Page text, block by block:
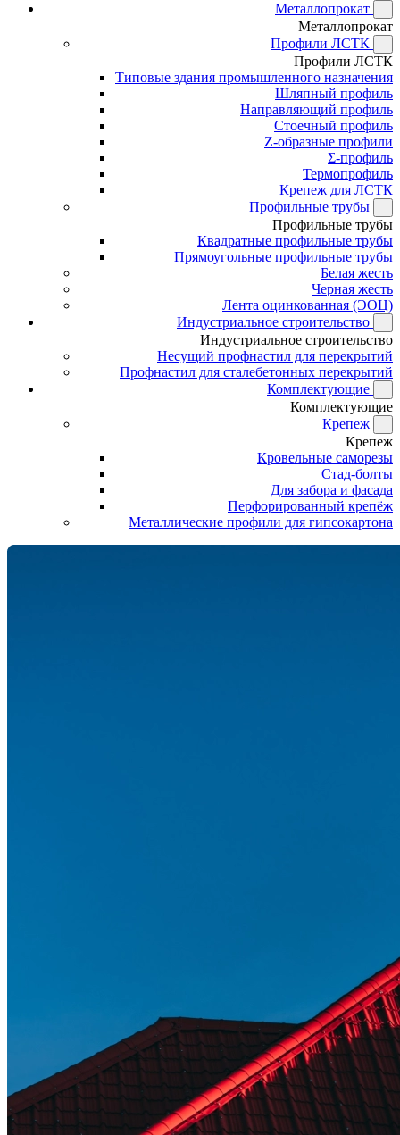
Металлопрокат
Металлопрокат
Профили ЛСТК
Профили ЛСТК
Типовые здания промышленного назначения
Шляпный профиль
Направляющий профиль
Стоечный профиль
Z-образные профили
Σ-профиль
Термопрофиль
Крепеж для ЛСТК
Профильные трубы
Профильные трубы
Квадратные профильные трубы
Прямоугольные профильные трубы
Белая жесть
Черная жесть
Лента оцинкованная (ЭОЦ)
Индустриальное строительство
Индустриальное строительство
Несущий профнастил для перекрытий
Профнастил для сталебетонных перекрытий
Комплектующие
Комплектующие
Крепеж
Крепеж
Кровельные саморезы
Стад-болты
Для забора и фасада
Перфорированный крепёж
Металлические профили для гипсокартона